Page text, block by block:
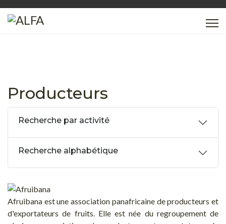
Producteurs
Recherche par activité
Recherche alphabétique
Afruibana est une association panafricaine de producteurs et
d'exportateurs de fruits. Elle est née du regroupement de